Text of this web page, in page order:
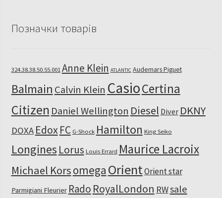
Позначки товарів
324.38.38.50.55.001 Anne Klein ATLANTIC Audemars Piguet
Balmain Calvin Klein CasioCertina
Citizen Daniel Wellington Diesel Diver DKNY
DOXA EdoxFC G-Shock Hamilton King Seiko
Longines Lorus Louis Errard Maurice Lacroix
Michael Korsomega OrientOrient star
Parmigiani Fleurier Rado RoyalLondon RWsale